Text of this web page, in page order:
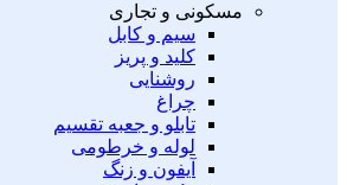
مسکونی و تجاری
سیم و کابل
کلید و پریز
روشنایی
چراغ
تابلو و جعبه تقسیم
لوله و خرطومی
آیفون و زنگ